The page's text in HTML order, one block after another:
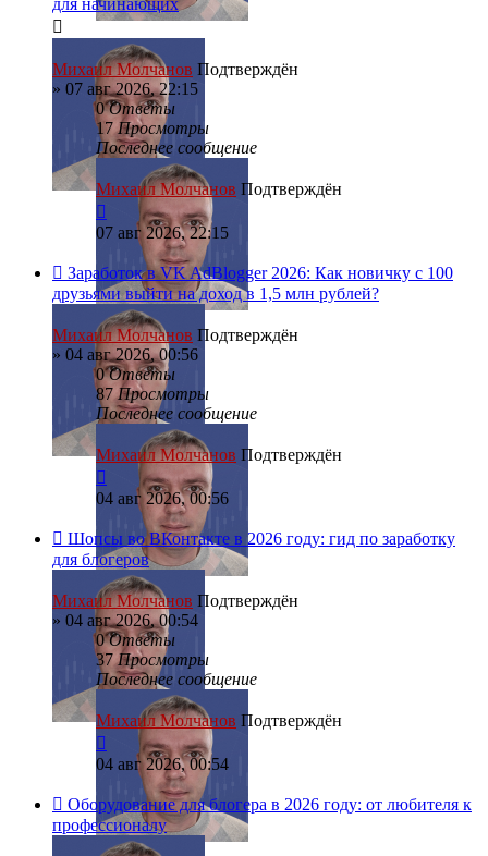
для начинающих
Михаил Молчанов Подтверждён
» 07 авг 2026, 22:15
0Ответы
17Просмотры
Последнее сообщение
Михаил Молчанов Подтверждён
07 авг 2026, 22:15
Заработок в VK AdBlogger 2026: Как новичку с 100
друзьями выйти на доход в 1,5 млн рублей?
Михаил Молчанов Подтверждён
» 04 авг 2026, 00:56
0Ответы
87Просмотры
Последнее сообщение
Михаил Молчанов Подтверждён
04 авг 2026, 00:56
Шопсы во ВКонтакте в 2026 году: гид по заработку
для блогеров
Михаил Молчанов Подтверждён
» 04 авг 2026, 00:54
0Ответы
37Просмотры
Последнее сообщение
Михаил Молчанов Подтверждён
04 авг 2026, 00:54
Оборудование для блогера в 2026 году: от любителя к
профессионалу